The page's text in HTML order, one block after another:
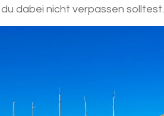
dabei nicht verpassen solltest.